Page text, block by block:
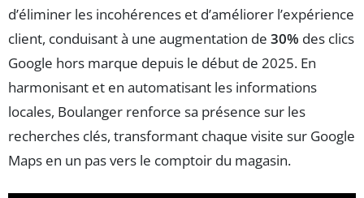
d’éliminer les incohérences et d’améliorer l’expérience
client, conduisant à une augmentation de 30% des clics
Google hors marque depuis le début de 2025. En
harmonisant et en automatisant les informations
locales, Boulanger renforce sa présence sur les
recherches clés, transformant chaque visite sur Google
Maps en un pas vers le comptoir du magasin.